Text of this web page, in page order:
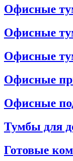
Офисные
Офисные
Офисные
Офисные
Офисные
Тумбы для
Готовые